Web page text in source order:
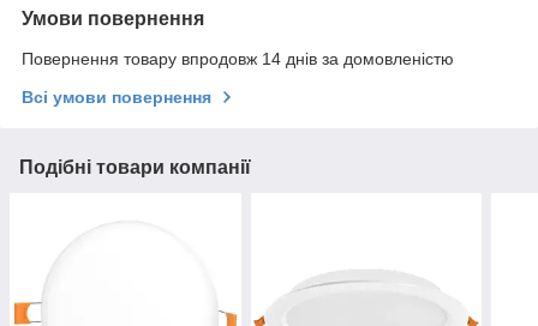
Умови повернення
Повернення товару впродовж 14 днів за домовленістю
Всі умови повернення
Подібні товари компанії